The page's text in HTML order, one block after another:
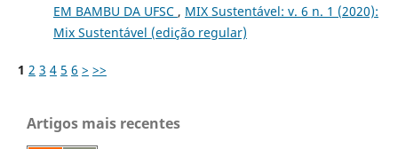
EM BAMBU DA UFSC , MIX Sustentável: v. 6 n. 1 (2020):
Mix Sustentável (edição regular)
1 2 3 4 5 6 > >>
Artigos mais recentes